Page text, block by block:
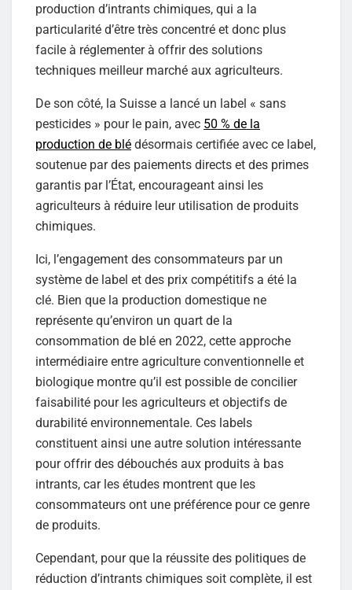
production d’intrants chimiques, qui a la
particularité d’être très concentré et donc plus
facile à réglementer à offrir des solutions
techniques meilleur marché aux agriculteurs.
De son côté, la Suisse a lancé un label « sans
pesticides » pour le pain, avec 50 % de la
production de blé désormais certifiée avec ce label,
soutenue par des paiements directs et des primes
garantis par l’État, encourageant ainsi les
agriculteurs à réduire leur utilisation de produits
chimiques.
Ici, l’engagement des consommateurs par un
système de label et des prix compétitifs a été la
clé. Bien que la production domestique ne
représente qu’environ un quart de la
consommation de blé en 2022, cette approche
intermédiaire entre agriculture conventionnelle et
biologique montre qu’il est possible de concilier
faisabilité pour les agriculteurs et objectifs de
durabilité environnementale. Ces labels
constituent ainsi une autre solution intéressante
pour offrir des débouchés aux produits à bas
intrants, car les études montrent que les
consommateurs ont une préférence pour ce genre
de produits.
Cependant, pour que la réussite des politiques de
réduction d’intrants chimiques soit complète, il est